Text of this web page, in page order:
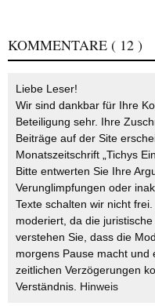
KOMMENTARE ( 12 )
Liebe Leser!
Wir sind dankbar für Ihre
Beteiligung sehr. Ihre
Beiträge auf der Site
Monatszeitschrift „Tichys
Bitte entwerten Sie Ihre
Verunglimpfungen oder
Texte schalten wir nicht
moderiert, da die
verstehen Sie, dass die
morgens Pause macht und
zeitlichen Verzögerungen
Verständnis. Hinweis